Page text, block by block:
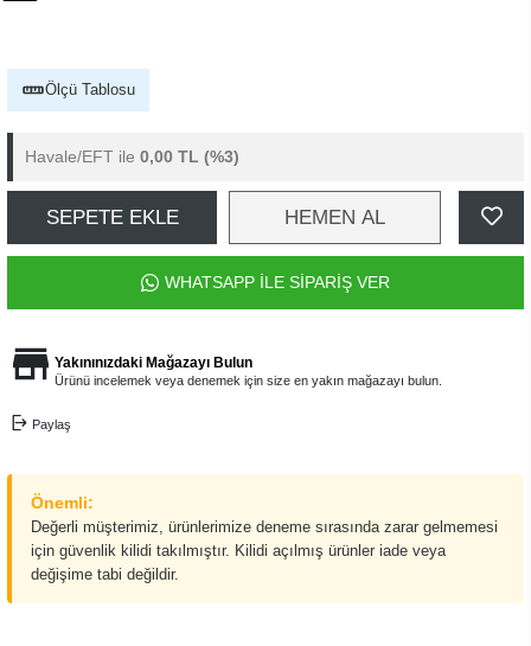
Ölçü Tablosu
Havale/EFT ile 0,00 TL (%3)
SEPETE EKLE HEMEN AL
WHATSAPP İLE SİPARİŞ VER
Yakınınızdaki Mağazayı Bulun
Ürünü incelemek veya denemek için size en yakın mağazayı bulun.
Paylaş
Önemli:
Değerli müşterimiz, ürünlerimize deneme sırasında zarar gelmemesi
için güvenlik kilidi takılmıştır. Kilidi açılmış ürünler iade veya
değişime tabi değildir.